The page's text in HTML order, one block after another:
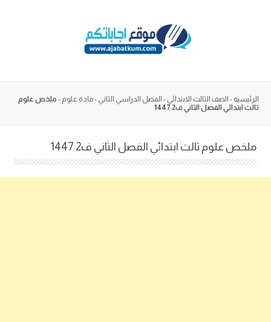
الرئيسية - الصف الثالث الابتدائي - الفصل الدراسي الثاني -مادة علوم - ملخص علوم
ثالث ابتدائي الفصل الثاني ف2 1447
ملخص علوم ثالث ابتدائي الفصل الثاني ف2 1447